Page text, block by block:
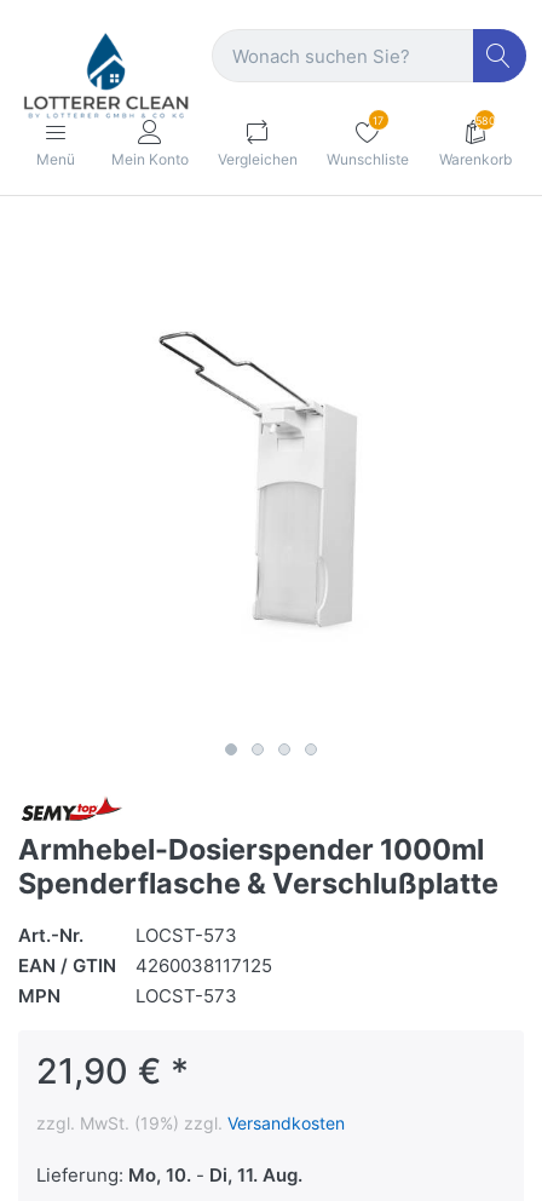
Menü Mein Konto Vergleichen
17
Wunschliste
580
Warenkorb
Armhebel-Dosierspender 1000ml
Spenderflasche & Verschlußplatte
Art.-Nr.
LOCST-573
EAN / GTIN
4260038117125
MPN
LOCST-573
21,90 € *
zzgl. MwSt. (19%) zzgl. Versandkosten
Lieferung: Mo, 10. - Di, 11. Aug.